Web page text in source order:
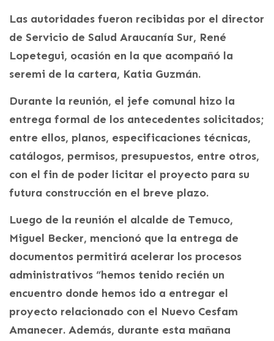
Las autoridades fueron recibidas por el director
de Servicio de Salud Araucanía Sur, René
Lopetegui, ocasión en la que acompañó la
seremi de la cartera, Katia Guzmán.
Durante la reunión, el jefe comunal hizo la
entrega formal de los antecedentes solicitados;
entre ellos, planos, especificaciones técnicas,
catálogos, permisos, presupuestos, entre otros,
con el fin de poder licitar el proyecto para su
futura construcción en el breve plazo.
Luego de la reunión el alcalde de Temuco,
Miguel Becker, mencionó que la entrega de
documentos permitirá acelerar los procesos
administrativos “hemos tenido recién un
encuentro donde hemos ido a entregar el
proyecto relacionado con el Nuevo Cesfam
Amanecer. Además, durante esta mañana